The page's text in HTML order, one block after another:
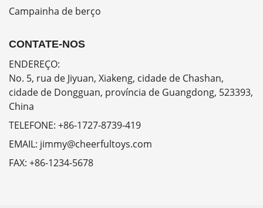
Campainha de berço
CONTATE-NOS
ENDEREÇO:
No. 5, rua de Jiyuan, Xiakeng, cidade de Chashan,
cidade de Dongguan, província de Guangdong, 523393,
China
TELEFONE: +86-1727-8739-419
EMAIL: jimmy@cheerfultoys.com
FAX: +86-1234-5678